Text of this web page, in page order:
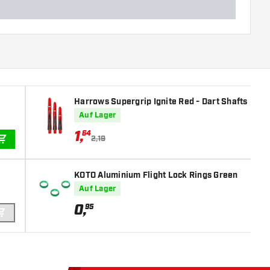
IN DEN WARENKORB
IN DEN WARENKORB
Harrows Supergrip Ignite Red - Dart Shafts
Auf Lager
1,64
2,19
KOTO Aluminium Flight Lock Rings Green
Auf Lager
0,95